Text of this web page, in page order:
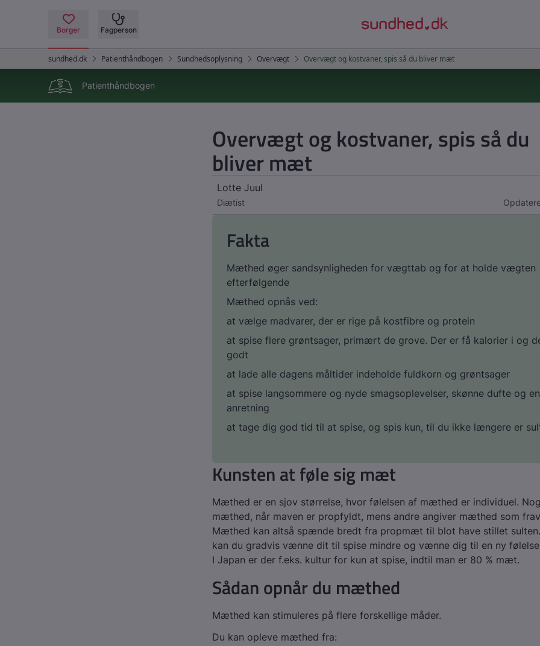
Patienthåndbogen
Overvægt og kostvaner, spis så du
bliver mæt
Lotte Juul
Diætist
Fakta
Mæthed øger sandsynligheden for vægttab og for at holde vægten
efterfølgende
Mæthed opnås ved:
at vælge madvarer, der er rige på kostfibre og protein
at spise flere grøntsager, primært de grove. Der er få kalorier i og
godt
at lade alle dagens måltider indeholde fuldkorn og grøntsager
at spise langsommere og nyde smagsoplevelser, skønne dufte og
anretning
at tage dig god tid til at spise, og spis kun, til du ikke længere er
Kunsten at føle sig mæt
Mæthed er en sjov størrelse, hvor følelsen af mæthed er individuel.
mæthed, når maven er propfyldt, mens andre angiver mæthed som
Mæthed kan altså spænde bredt fra propmæt til blot have stillet
kan du gradvis vænne dit til spise mindre og vænne dig til en ny
I Japan er der f.eks. kultur for kun at spise, indtil man er 80 % mæt.
Sådan opnår du mæthed
Mæthed kan stimuleres på flere forskellige måder.
Du kan opleve mæthed fra: